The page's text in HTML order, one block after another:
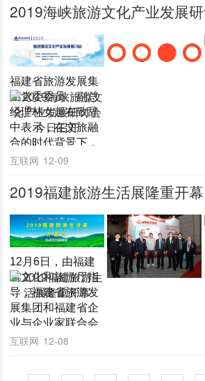
场，一个全新的福
建特产展销品牌“全
福优品”惊艳亮相，
吸引了广大市民游
客的关注。记者了
解到，本次“全福优
品”展销会是省旅游
集团全新打造并推
出的特产特卖品
牌，荟萃了八闽美
食、土特产、伴手
精选了一批品质优
具地理标识的产
品，帮助省内优秀
去；同时，通过强
大的全球采购供应
链体系，引进了一
批物美价优的跨境
电商特产，丰富了
广大市民游客的消
性的活动，让品牌
2019海峡旅游文化产业发展
福建省旅游发展集
团党委委员、副总
经理林女超在致辞
中表示，在文旅融
合的时代背景下，
在海峡两岸文旅业
福建文旅产业融合
发展必将迎来全新
的发展格局，两岸
文旅产业的交流合
作将更加紧密。
互联网 12-09
2019福建旅游生活展隆重开幕
12月6日，由福建
省文化和旅游厅指
导，福建省旅游发
展集团和福建省企
业与企业家联合会
主办，各设区市和
互联网 12-08